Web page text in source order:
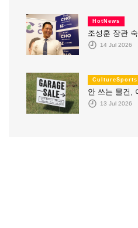
HotNews
조성훈 장관
14 Jul 2026
CultureSports
안 쓰는 물건,
13 Jul 2026